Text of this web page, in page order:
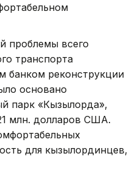
проблемы всего
транспорта
банком реконструкции
основано
парк «Кызылорда»,
млн. долларов США.
для кызылординцев,